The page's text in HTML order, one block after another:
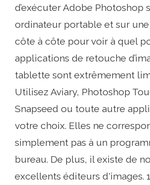
d’exécuter Adobe Photoshop
ordinateur portable et sur
côte à côte pour voir à quel
applications de retouche
tablette sont extrêmement
Utilisez Aviary, Photoshop
Snapseed ou toute autre
votre choix. Elles ne
simplement pas à un
bureau. De plus, il existe de
excellents éditeurs d'images.